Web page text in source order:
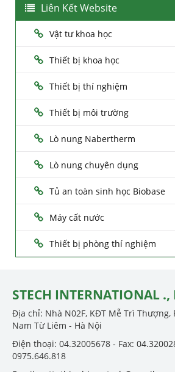
Liên Kết Website
Vật tư khoa học
Thiết bị khoa học
Thiết bị thí nghiệm
Thiết bị môi trường
Lò nung Nabertherm
Lò nung chuyên dụng
Tủ an toàn sinh học Biobase
Máy cất nước
Thiết bị phòng thí nghiệm
STECH INTERNATIONAL .,
Địa chỉ: Nhà N02F, KĐT Mễ Trì Thượng,
Nam Từ Liêm - Hà Nội
Điện thoại: 04.32005678 - Fax:
0975.646.818